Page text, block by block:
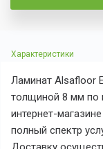
Характеристики
Ламинат Alsafloor
толщиной 8 мм по
интернет-
полный спектр